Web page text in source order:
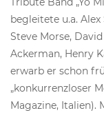
begleitete u.a.
Steve Morse,
Ackerman, Henry
erwarb er schon
„konkurrenzloser
Magazine, Italien).